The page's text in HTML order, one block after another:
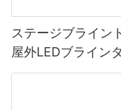
ステージブライン
屋外LEDブライン